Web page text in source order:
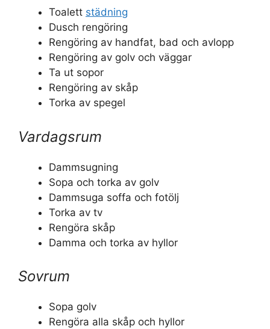
Toalett städning
Dusch rengöring
Rengöring av handfat, bad och avlopp
Rengöring av golv och väggar
Ta ut sopor
Rengöring av skåp
Torka av spegel
Vardagsrum
Dammsugning
Sopa och torka av golv
Dammsuga soffa och fotölj
Torka av tv
Rengöra skåp
Damma och torka av hyllor
Sovrum
Sopa golv
Rengöra alla skåp och hyllor